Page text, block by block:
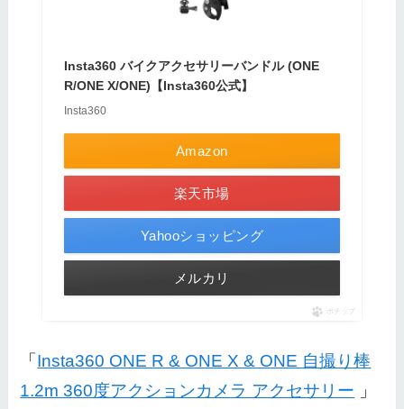
Insta360 バイクアクセサリーバンドル (ONE
R/ONE X/ONE)【Insta360公式】
Insta360
Amazon
楽天市場
Yahooショッピング
メルカリ
ポチップ
「Insta360 ONE R & ONE X & ONE 自撮り棒
1.2m 360度アクションカメラ アクセサリー 」